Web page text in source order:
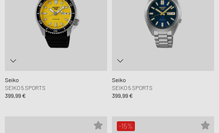
Seiko
SEIKO 5 SPORTS
399,99 €
Seiko
SEIKO 5 SPORTS
399,99 €
-15%